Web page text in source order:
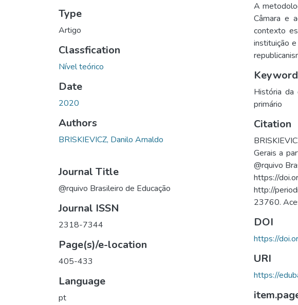
Type
Artigo
Classfication
Nível teórico
Date
2020
Authors
BRISKIEVICZ, Danilo Arnaldo
Journal Title
@rquivo Brasileiro de Educação
Journal ISSN
2318-7344
Page(s)/e-location
405-433
Language
pt
A
Câmara e
contexto
instituição
História da
primário
Citation
Gerais a
@rquivo
https://
http://
23760.
DOI
https://
URI
https://